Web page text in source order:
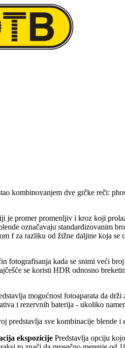
kombinovanjem dve grčke reči:
je promer promenljiv i kroz koji
označavaju standardizovanim
f za razliku od žižne daljine koja
fotografisanja kada se snimi veći
se koristi HDR odnosno
mogućnost fotoaparata da
i rezervnih baterija - ukoliko
predstavlja sve kombinacije blende i
ekspozicije Predstavlja opciju